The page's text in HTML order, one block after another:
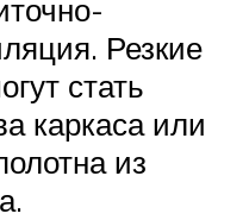
Резкие
стать
каркаса или
из